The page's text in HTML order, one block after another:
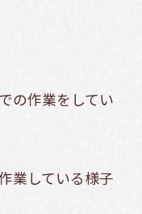
の作業をしてい
業している様子